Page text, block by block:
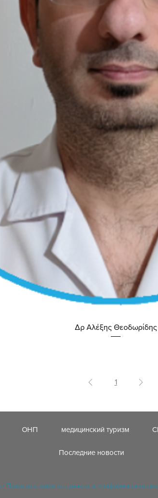
Δρ Αλέξης Θεοδωρίδης
1
/ Политика защиты данных и
ОНП медицинский туризм
Последние новости